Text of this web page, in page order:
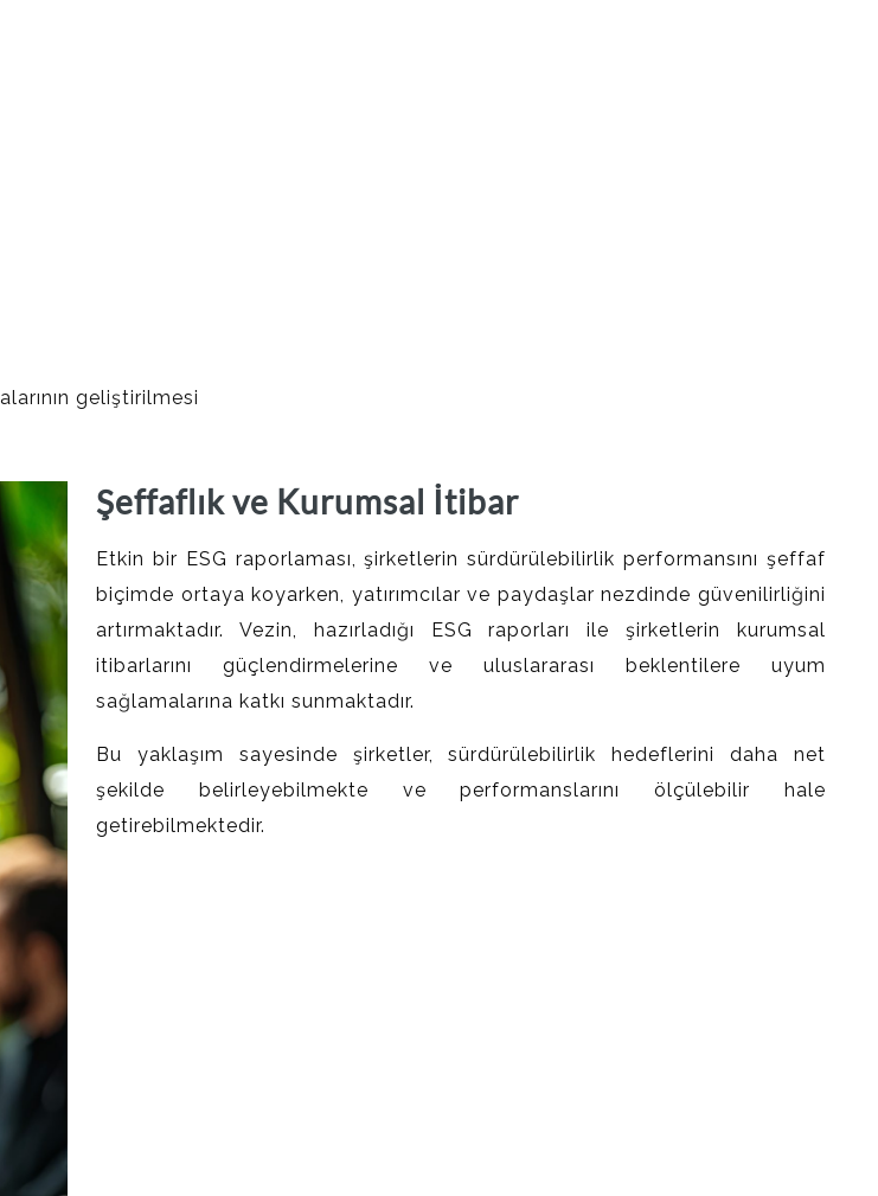
geliştirilmesi
Şeffaflık ve Kurumsal İtibar
Etkin bir ESG raporlaması, şirketlerin sürdürülebilirlik performansını şeffaf
biçimde ortaya koyarken, yatırımcılar ve paydaşlar nezdinde güvenilirliğini
artırmaktadır. Vezin, hazırladığı ESG raporları ile şirketlerin kurumsal
itibarlarını güçlendirmelerine ve uluslararası beklentilere uyum
sağlamalarına katkı sunmaktadır.
Bu yaklaşım sayesinde şirketler, sürdürülebilirlik hedeflerini daha net
şekilde belirleyebilmekte ve performanslarını ölçülebilir hale
getirebilmektedir.